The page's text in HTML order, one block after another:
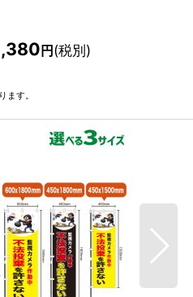
円 (税別)
ます。